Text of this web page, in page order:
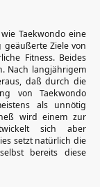
Taekwondo eine
geäußerte Ziele von
Fitness. Beides
Nach langjährigem
daß durch die
von Taekwondo
als unnötig
wird einem zur
sich aber
setzt natürlich die
bereits diese